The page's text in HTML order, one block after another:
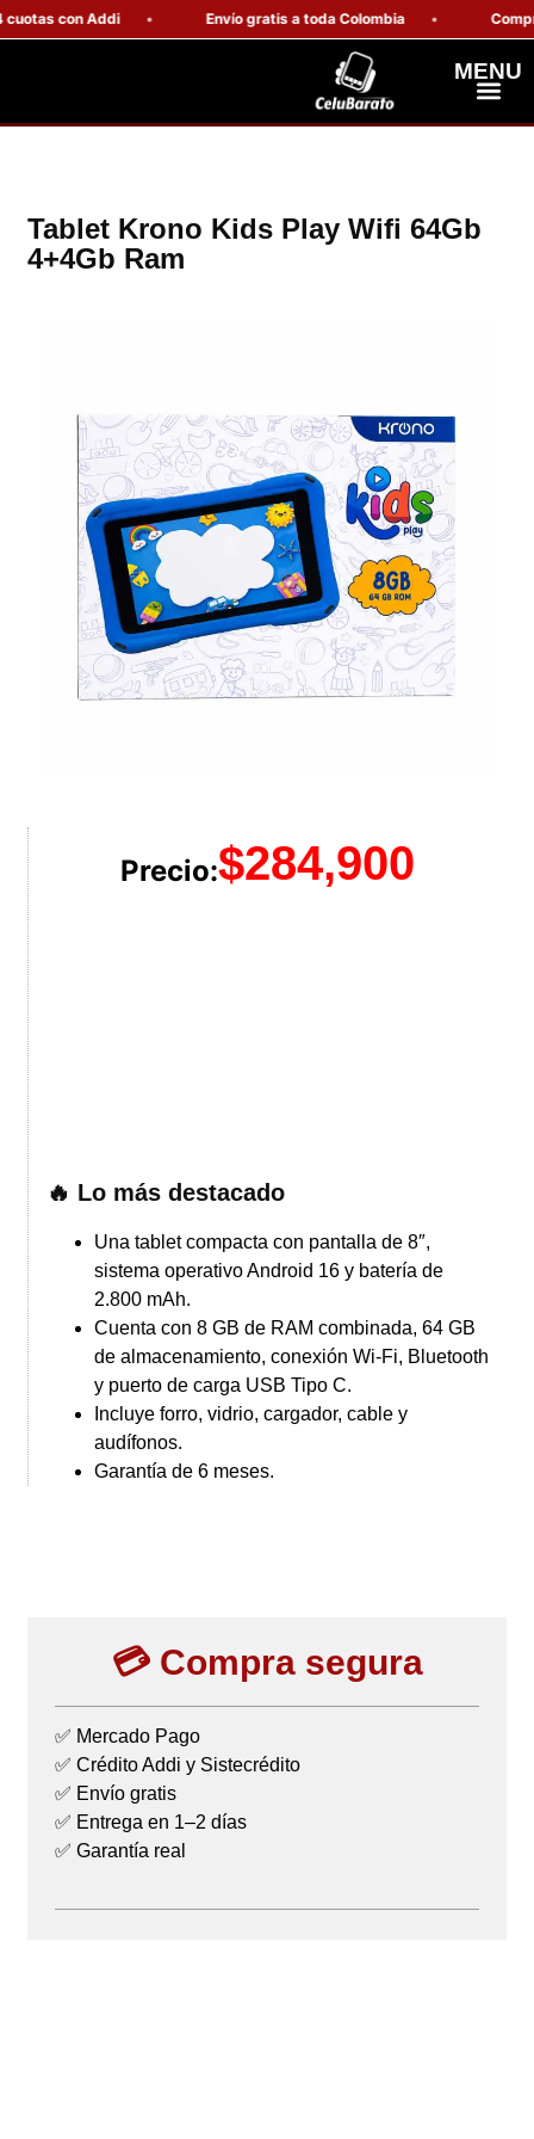
con Addi Envío gratis a toda Colombia
MENU
Tablet Krono Kids Play Wifi 64Gb
4+4Gb Ram
Precio:$284,900
🔥 Lo más destacado
Una tablet compacta con pantalla de 8″,
sistema operativo Android 16 y batería de
2.800 mAh.
Cuenta con 8 GB de RAM combinada, 64 GB
de almacenamiento, conexión Wi-Fi, Bluetooth
y puerto de carga USB Tipo C.
Incluye forro, vidrio, cargador, cable y
audífonos.
Garantía de 6 meses.
💳 Compra segura
✅ Mercado Pago
✅ Crédito Addi y Sistecrédito
✅ Envío gratis
✅ Entrega en 1–2 días
✅ Garantía real